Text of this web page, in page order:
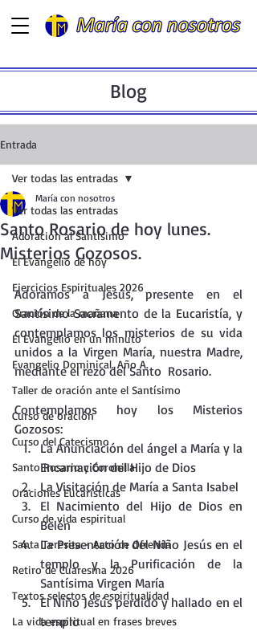
Blog
Entrada
Ver todas las entradas
Adoración al Santísimo
El Evangelio de hoy
Ejercicios Espirituales 2026
Oración de la mañana
El Evangelio en un minuto
Evangelio Dominical. Año A.
Taller de oración ante el Santísimo
Curso de oración
Curso del Catecismo
Santo Rosario y Coronilla
Oraciones Eucarísticas
Curso de vida espiritual
Santa Teresita - Acto de Ofrenda
Retiro de Cuaresma 2026
Textos selectos de espiritualidad
La vida espiritual en frases breves
Ver todas las entradas
Santo Rosario de hoy lunes.
Misterios Gozosos.
María con nosotros
Adoramos a Jesús, presente en el
Santísimo Sacramento de la Eucaristía, y
contemplamos los misterios de su vida
unidos a la Virgen María, nuestra Madre,
mediante el rezo del Santo  Rosario.
Contemplamos hoy los Misterios
Gozosos:
La Anunciación del ángel a María y la
Encarnación del Hijo de Dios
La Visitación de María a Santa Isabel
El Nacimiento del Hijo de Dios en
Belén
La Presentación del Niño Jesús en el
templo y la Purificación de la
Santísima Virgen María
El Niño Jesús perdido y hallado en el
templo